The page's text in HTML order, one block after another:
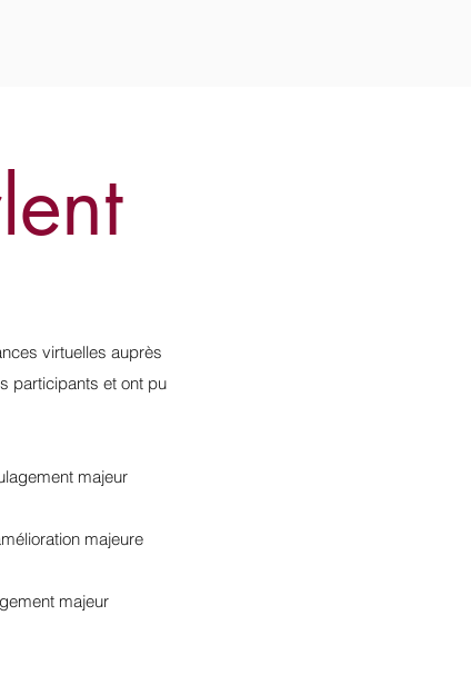
virtuelles auprès
participants et ont pu
majeur
majeure
majeur